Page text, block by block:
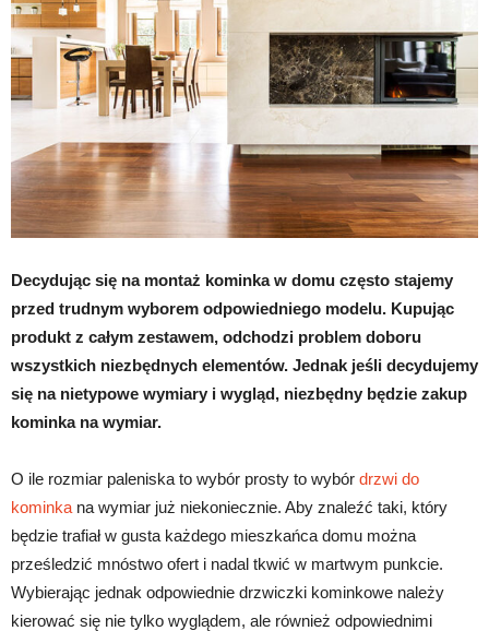
Decydując się na montaż kominka w domu często stajemy
przed trudnym wyborem odpowiedniego modelu. Kupując
produkt z całym zestawem, odchodzi problem doboru
wszystkich niezbędnych elementów. Jednak jeśli decydujemy
się na nietypowe wymiary i wygląd, niezbędny będzie zakup
kominka na wymiar.
O ile rozmiar paleniska to wybór prosty to wybór drzwi do
kominka na wymiar już niekoniecznie. Aby znaleźć taki, który
będzie trafiał w gusta każdego mieszkańca domu można
prześledzić mnóstwo ofert i nadal tkwić w martwym punkcie.
Wybierając jednak odpowiednie drzwiczki kominkowe należy
kierować się nie tylko wyglądem, ale również odpowiednimi